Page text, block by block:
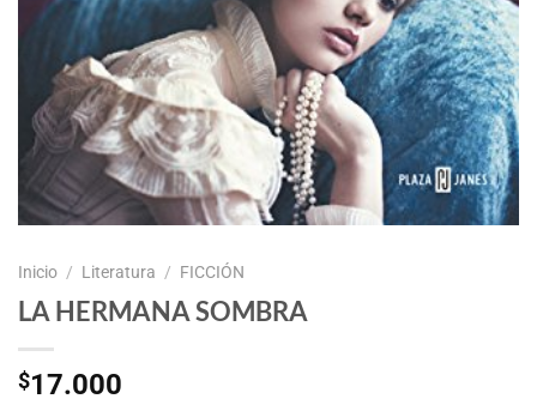
Inicio / Literatura / FICCIÓN
LA HERMANA SOMBRA
$17.000